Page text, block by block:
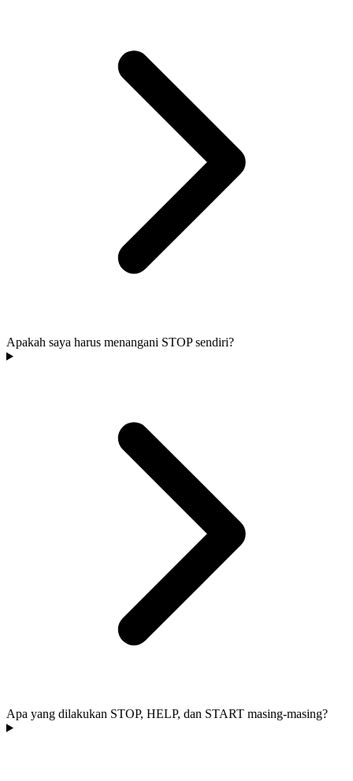
Apakah saya harus menangani STOP sendiri?
Apa yang dilakukan STOP, HELP, dan START masing-masing?